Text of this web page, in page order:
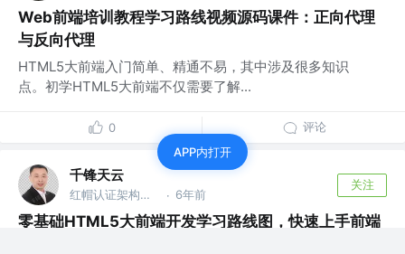
Web前端培训教程学习路线视频源码课件：正向代理
与反向代理
HTML5大前端入门简单、精通不易，其中涉及很多知识
点。初学HTML5大前端不仅需要了解...
0 评论
千锋天云
红帽认证架构师 @千锋教育 · 6年前
关注
零基础HTML5大前端开发学习路线图，快速上手前端
APP内打开